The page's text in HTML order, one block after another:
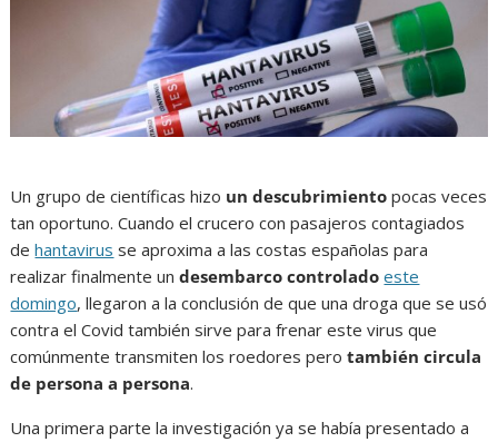
Un grupo de científicas hizo un descubrimientopocas veces
tan oportuno. Cuando el crucero con pasajeros contagiados
dehantavirus se aproxima a las costas españolas para
realizar finalmente undesembarco controlado este
domingo, llegaron a la conclusión de que una droga que se usó
contra el Covid también sirve para frenar este virus que
comúnmente transmiten los roedores perotambién circula
de persona a persona.
Una primera parte la investigación ya se había presentado a